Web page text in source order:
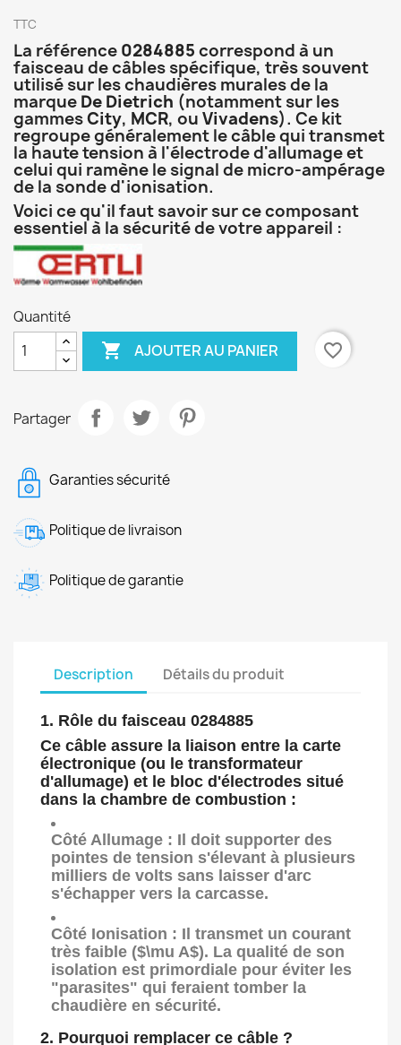
TTC
La référence 0284885 correspond à un
faisceau de câbles spécifique, très souvent
utilisé sur les chaudières murales de la
marque De Dietrich (notamment sur les
gammesCity, MCR, ou Vivadens). Ce kit
regroupe généralement le câble qui transmet
la haute tension à l'électrode d'allumage et
celui qui ramène le signal de micro-ampérage
de la sonde d'ionisation.
Voici ce qu'il faut savoir sur ce composant
essentiel à la sécurité de votre appareil :
Quantité
 AJOUTER AU PANIER favorite_border
Partager
Garanties sécurité
Politique de livraison
Politique de garantie
Description Détails du produit
1. Rôle du faisceau 0284885
Ce câble assure la liaison entre la carte
électronique (ou le transformateur
d'allumage) et le bloc d'électrodes situé
dans la chambre de combustion :
Côté Allumage : Il doit supporter des
pointes de tension s'élevant à plusieurs
milliers de volts sans laisser d'arc
s'échapper vers la carcasse.
Côté Ionisation : Il transmet un courant
très faible ($\mu A$). La qualité de son
isolation est primordiale pour éviter les
"parasites" qui feraient tomber la
chaudière en sécurité.
2. Pourquoi remplacer ce câble ?